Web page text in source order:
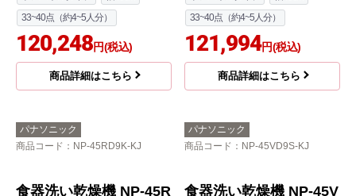
商品コード：EW-45R3S-KJ
EW-45R3シリーズ 食器
洗い乾燥機 EW-45R3S
工事費込
33~40点（約4~5人分）
スライドオープン浅型（ミドル）
93,551 円(税込)
商品コード：NP-45RS9K-KJ
R9シリーズ 食器洗い乾
燥機 NP-45RS9K 工事
費込
ドアパネルタイプ
33~40点（約4~5人分）
115,984 円(税込)